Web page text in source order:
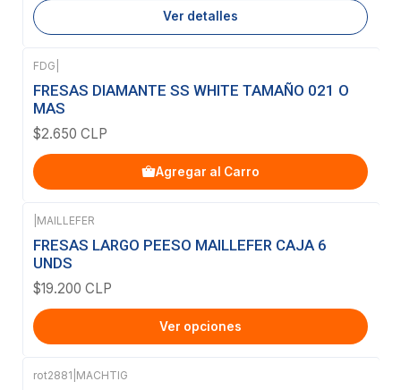
Ver detalles
FDG
FRESAS DIAMANTE SS WHITE TAMAÑO 021 O
MAS
$2.650 CLP
Agregar al Carro
MAILLEFER
FRESAS LARGO PEESO MAILLEFER CAJA 6
UNDS
$19.200 CLP
Ver opciones
rot2881 MACHTIG